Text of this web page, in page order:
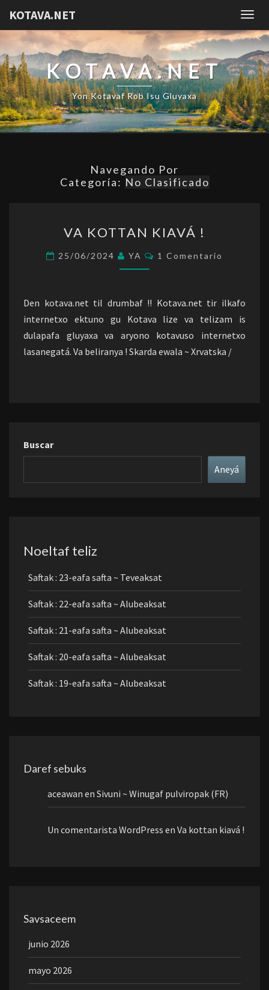
KOTAVA.NET
KOTAVA.NET
Yon Kotavaf Rob Isu Gluyaxa
Navegando Por
Categoría: No Clasificado
KOTTAN
KIAVÁ !
VA KOTTAN KIAVÁ !
25/06/2024 YA Comentarios
1 Comentario
Den kotava.net til drumbaf !! Kotava.net tir ilkafo
internetxo ektuno gu Kotava lize va telizam is
dulapafa gluyaxa va aryono kotavuso internetxo
lasanegatá. Va beliranya ! Skarda ewala ~ Xrvatska /
Buscar
Aneyá
Noeltaf teliz
Saftak : 23-eafa safta ~ Teveaksat
Saftak : 22-eafa safta ~ Alubeaksat
Saftak : 21-eafa safta ~ Alubeaksat
Saftak : 20-eafa safta ~ Alubeaksat
Saftak : 19-eafa safta ~ Alubeaksat
Daref sebuks
aceawan en Sivuni ~ Winugaf pulviropak (FR)
Un comentarista WordPress en Va kottan kiavá !
Savsaceem
junio 2026
mayo 2026